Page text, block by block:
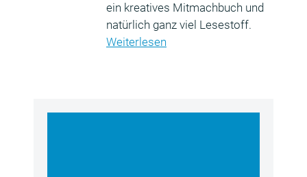
ein kreatives Mitmachbuch und
natürlich ganz viel Lesestoff.
Weiterlesen